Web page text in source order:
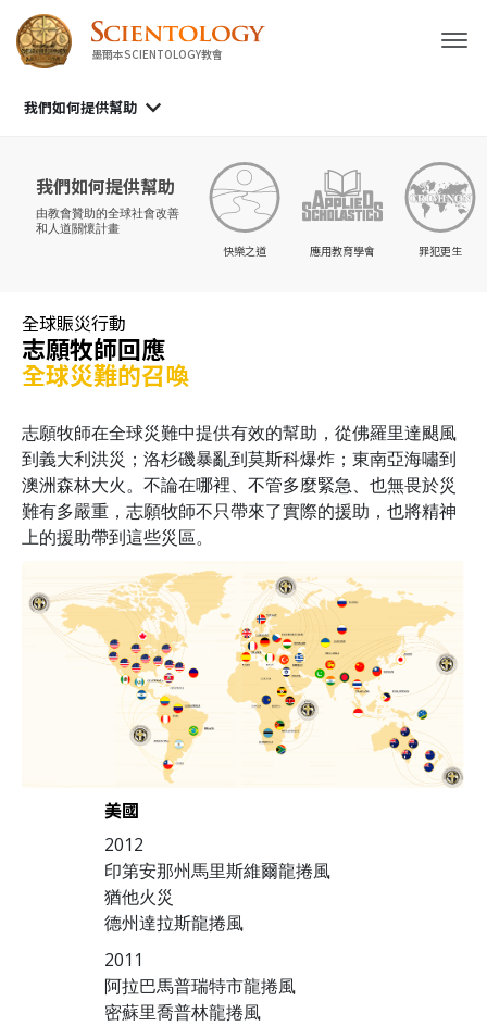
墨爾本SCIENTOLOGY教會
我們如何提供幫助
我們如何提供幫助
由教會贊助的全球社會改善
和人道關懷計畫
快樂之道
應用教育學會 罪犯更生
全球賑災行動
志願牧師回應
全球災難的召喚
志願牧師在全球災難中提供有效的幫助，從佛羅里達颶風
到義大利洪災；洛杉磯暴亂到莫斯科爆炸；東南亞海嘯到
澳洲森林大火。不論在哪裡、不管多麼緊急、也無畏於災
難有多嚴重，志願牧師不只帶來了實際的援助，也將精神
上的援助帶到這些災區。
美國
2012
印第安那州馬里斯維爾龍捲風
猶他火災
德州達拉斯龍捲風
2011
阿拉巴馬普瑞特市龍捲風
密蘇里喬普林龍捲風